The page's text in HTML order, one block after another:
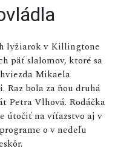
lyžiarok v Killingtone
päť slalomov, ktoré sa
Mikaela
Raz bola za ňou druhá
Petra Vlhová. Rodáčka
útočiť na víťazstvo aj v
o v nedeľu